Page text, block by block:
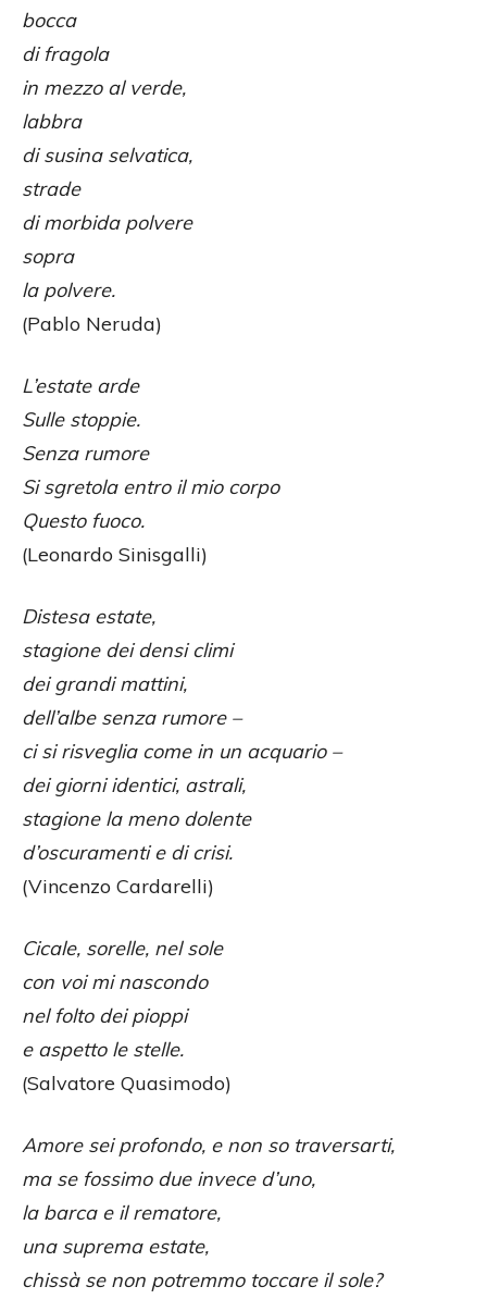
bocca
di fragola
in mezzo al verde,
labbra
di susina selvatica,
strade
di morbida polvere
sopra
la polvere.
(Pablo Neruda)
L’estate arde
Sulle stoppie.
Senza rumore
Si sgretola entro il mio corpo
Questo fuoco.
(Leonardo Sinisgalli)
Distesa estate,
stagione dei densi climi
dei grandi mattini,
dell’albe senza rumore –
ci si risveglia come in un acquario –
dei giorni identici, astrali,
stagione la meno dolente
d’oscuramenti e di crisi.
(Vincenzo Cardarelli)
Cicale, sorelle, nel sole
con voi mi nascondo
nel folto dei pioppi
e aspetto le stelle.
(Salvatore Quasimodo)
Amore sei profondo, e non so traversarti,
ma se fossimo due invece d’uno,
la barca e il rematore,
una suprema estate,
chissà se non potremmo toccare il sole?